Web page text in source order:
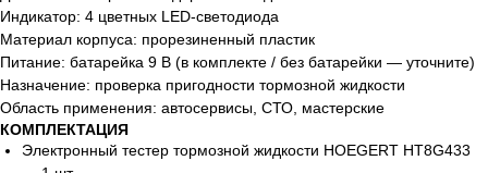
Индикатор: 4 цветных LED-светодиода
Материал корпуса: прорезиненный пластик
Питание: батарейка 9 В (в комплекте / без батарейки — уточните)
Назначение: проверка пригодности тормозной жидкости
Область применения: автосервисы, СТО, мастерские
КОМПЛЕКТАЦИЯ
Электронный тестер тормозной жидкости HOEGERT HT8G433